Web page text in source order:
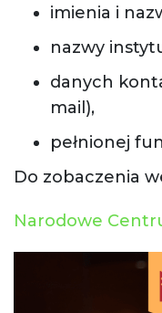
imienia i
nazwy
danych
mail),
pełnionej
Do zobaczenia
Narodowe